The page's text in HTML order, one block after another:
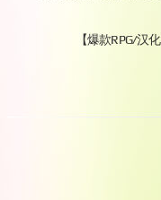
【爆款RPG/汉